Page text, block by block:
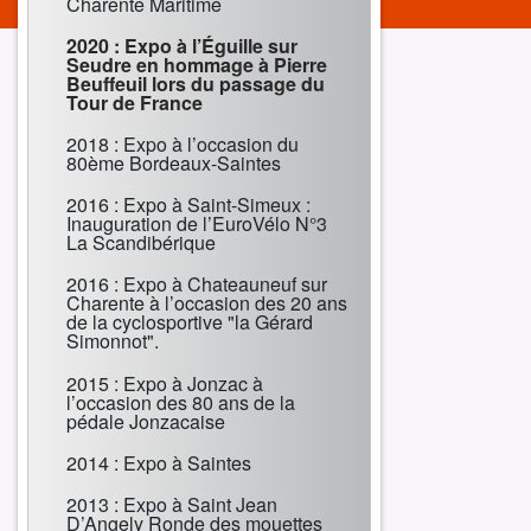
2020 : Expo à l’Éguille sur
Seudre en hommage à Pierre
Beuffeuil lors du passage du
Tour de France
2018 : Expo à l’occasion du
80ème Bordeaux-Saintes
2016 : Expo à Saint-Simeux :
Inauguration de l’EuroVélo N°3
La Scandibérique
2016 : Expo à Chateauneuf sur
Charente à l’occasion des 20 ans
de la cyclosportive "la Gérard
Simonnot".
2015 : Expo à Jonzac à
l’occasion des 80 ans de la
pédale Jonzacaise
2014 : Expo à Saintes
2013 : Expo à Saint Jean
D’Angely Ronde des mouettes